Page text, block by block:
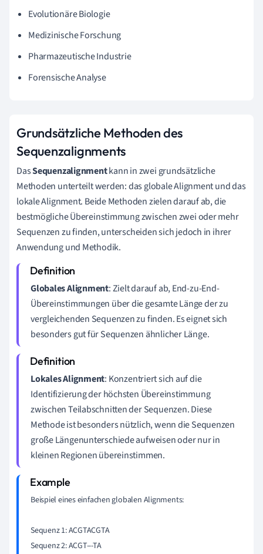
Evolutionäre Biologie
Medizinische Forschung
Pharmazeutische Industrie
Forensische Analyse
Grundsätzliche Methoden des
Sequenzalignments
DasSequenzalignmentkann in zwei grundsätzliche
Methoden unterteilt werden: das globale Alignment und das
lokale Alignment. Beide Methoden zielen darauf ab, die
bestmögliche Übereinstimmung zwischen zwei oder mehr
Sequenzen zu finden, unterscheiden sich jedoch in ihrer
Anwendung und Methodik.
Globales Alignment: Zielt darauf ab, End-zu-End-
Übereinstimmungen über die gesamte Länge der zu
vergleichenden Sequenzen zu finden. Es eignet sich
besonders gut für Sequenzen ähnlicher Länge.
Lokales Alignment: Konzentriert sich auf die
Identifizierung der höchsten Übereinstimmung
zwischen Teilabschnitten der Sequenzen. Diese
Methode ist besonders nützlich, wenn die Sequenzen
große Längenunterschiede aufweisen oder nur in
kleinen Regionen übereinstimmen.
Beispiel eines einfachen globalen Alignments:
Sequenz 1: ACGTACGTA
Sequenz 2: ACGT---TA